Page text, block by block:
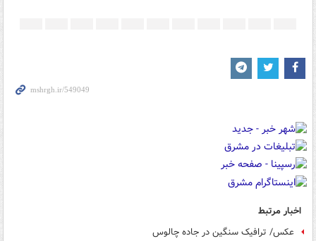
اخبار مرتبط
عکس/ ترافیک سنگین در جاده چالوس